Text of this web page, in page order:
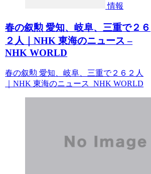
情報
春の叙勲 愛知、岐阜、三重で２６
２人｜NHK 東海のニュース –
NHK WORLD
春の叙勲 愛知、岐阜、三重で２６２人
｜NHK 東海のニュース NHK WORLD